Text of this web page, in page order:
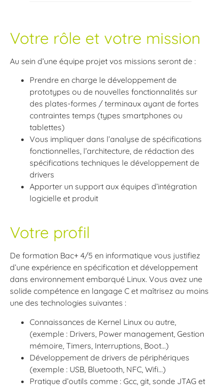
Votre rôle et votre mission
Au sein d’une équipe projet vos missions seront de :
Prendre en charge le développement de
prototypes ou de nouvelles fonctionnalités sur
des plates-formes / terminaux ayant de fortes
contraintes temps (types smartphones ou
tablettes)
Vous impliquer dans l’analyse de spécifications
fonctionnelles, l’architecture, de rédaction des
spécifications techniques le développement de
drivers
Apporter un support aux équipes d’intégration
logicielle et produit
Votre profil
De formation Bac+ 4/5 en informatique vous justifiez
d’une expérience en spécification et développement
dans environnement embarqué Linux. Vous avez une
solide compétence en langage C et maîtrisez au moins
une des technologies suivantes :
Connaissances de Kernel Linux ou autre,
(exemple : Drivers, Power management, Gestion
mémoire, Timers, Interruptions, Boot…)
Développement de drivers de périphériques
(exemple : USB, Bluetooth, NFC, Wifi…)
Pratique d’outils comme : Gcc, git, sonde JTAG et